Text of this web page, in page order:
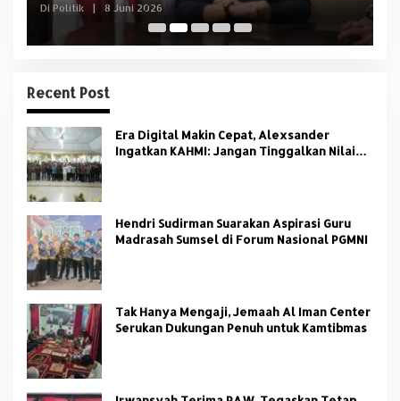
Di Politik | 8 Juni 2026
Recent Post
Era Digital Makin Cepat, Alexsander
Ingatkan KAHMI: Jangan Tinggalkan Nilai
Hendri Sudirman Suarakan Aspirasi Guru
Madrasah Sumsel di Forum Nasional PGMNI
Tak Hanya Mengaji, Jemaah Al Iman Center
Serukan Dukungan Penuh untuk Kamtibmas